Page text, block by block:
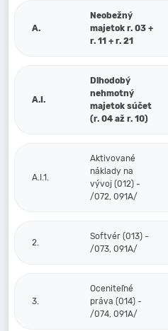
A.
Neobežný
majetok r. 03 +
r. 11 + r. 21
A.I.
Dlhodobý
nehmotný
majetok súčet
(r. 04 až r. 10)
A.I.1.
Aktivované
náklady na
vývoj (012) -
/072, 091A/
2.
Softvér (013) -
/073, 091A/
3.
Oceniteľné
práva (014) -
/074, 091A/